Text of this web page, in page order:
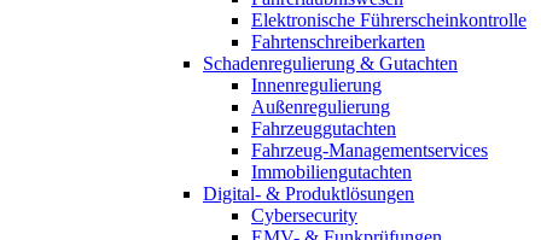
Elektronische Führerscheinkontrolle
Fahrtenschreiberkarten
Schadenregulierung & Gutachten
Innenregulierung
Außenregulierung
Fahrzeuggutachten
Fahrzeug-Managementservices
Immobiliengutachten
Digital- & Produktlösungen
Cybersecurity